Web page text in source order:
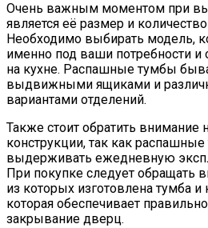
Очень важным моментом при
является её размер и
Необходимо выбирать модель,
именно под ваши потребности и
на кухне. Распашные тумбы
выдвижными ящиками и
вариантами отделений.
Также стоит обратить внимание
конструкции, так как
выдерживать ежедневную
При покупке следует обращать
из которых изготовлена тумба
которая обеспечивает
закрывание дверц.